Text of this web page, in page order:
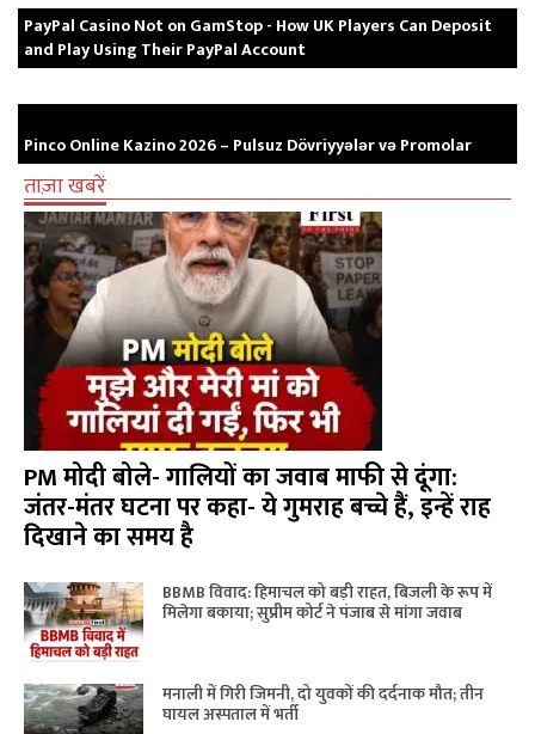
PayPal Casino Not on GamStop - How UK Players Can Deposit
and Play Using Their PayPal Account
Pinco Online Kazino 2026 – Pulsuz Dövriyyələr və Promolar
ताज़ा खबरें
PM मोदी बोले- गालियों का जवाब माफी से दूंगा:
जंतर-मंतर घटना पर कहा- ये गुमराह बच्चे हैं, इन्हें राह
दिखाने का समय है
BBMB विवाद: हिमाचल को बड़ी राहत, बिजली के रूप में
मिलेगा बकाया; सुप्रीम कोर्ट ने पंजाब से मांगा जवाब
मनाली में गिरी जिमनी, दो युवकों की दर्दनाक मौत; तीन
घायल अस्पताल में भर्ती